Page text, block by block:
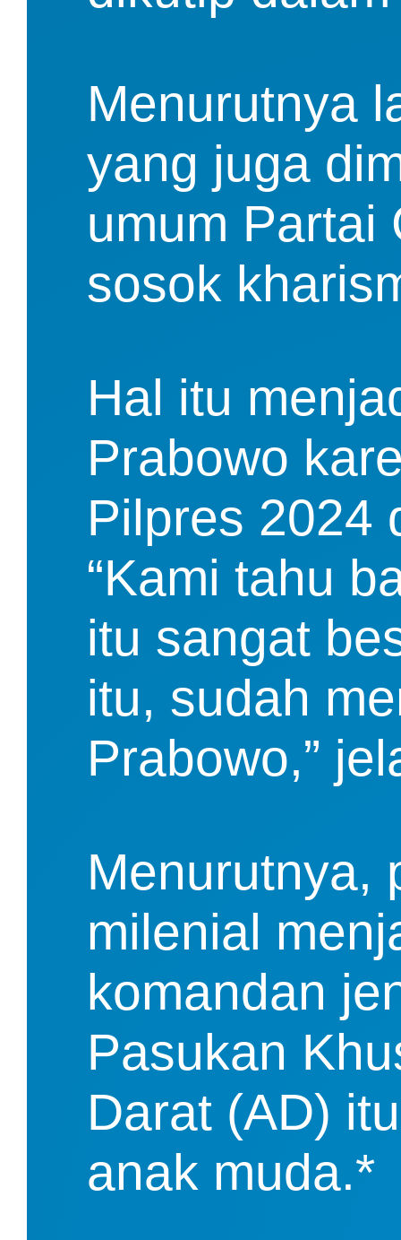
Menurutnya
yang juga
umum Partai
sosok
Hal itu
Prabowo
Pilpres 2024
“Kami tahu
itu sangat
itu, sudah
Prabowo,”
Menurutnya,
milenial
komandan
Pasukan
Darat (AD)
anak muda.*